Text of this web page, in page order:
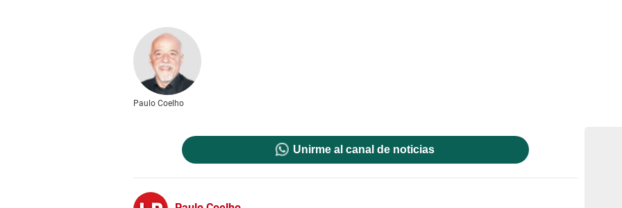
Paulo Coelho
Unirme al canal de noticias